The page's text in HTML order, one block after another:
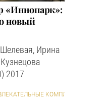
«Иннопарк»:
новый
Ирина
2017
КОМПЛЕКСЫ